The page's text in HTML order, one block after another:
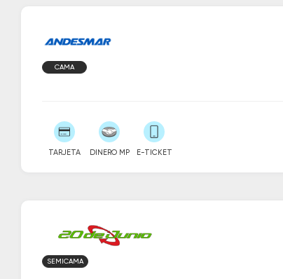
CAMA
TARJETA DINERO MP E-TICKET
SEMICAMA